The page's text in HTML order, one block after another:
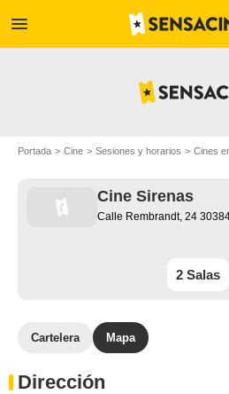
menu
Portada Cine Sesiones y horarios Cines
Cine Sirenas
Calle Rembrandt, 24
2 Salas
Cartelera Mapa
Dirección